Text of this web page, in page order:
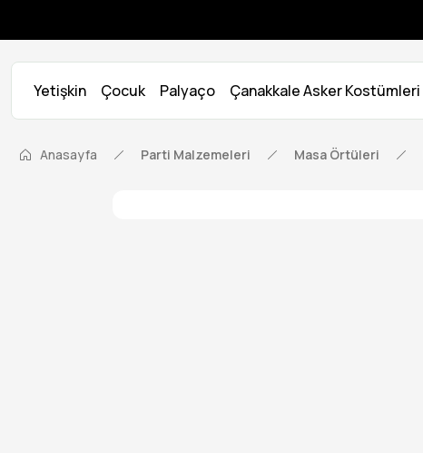
Yetişkin Çocuk Palyaço Çanakkale Asker Kostümleri
Anasayfa Parti Malzemeleri Masa Örtüleri